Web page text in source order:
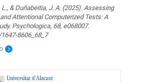
& Duñabeitia, J. A. (2025). Assessing
Attentional Computerized Tests: A
Psychologica, 68, e068007.
8606_68_7